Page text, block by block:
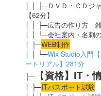
│ │ ├─ＤＶＤ・ＣＤジ
【62分】
│ │ ├─広告の作り方 雑
│ │ └─会社案内・名刺
│ ├─WEB制作
│ │ └─Wix Studio入門
ートリアル】281分
├─ 【資格】IT・
│ ├─ITパスポート試験